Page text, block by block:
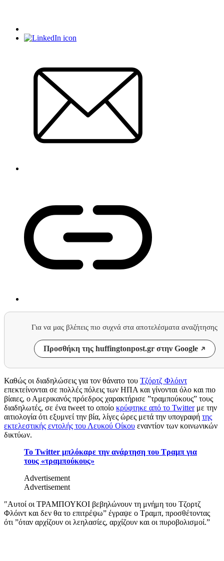
Για να μας βλέπεις πιο συχνά στα αποτελέσματα αναζήτησης
Προσθήκη της huffingtonpost.gr στην Google
Καθώς οι διαδηλώσεις για τον θάνατο του Τζόρτζ Φλόιντ
επεκτείνονται σε πολλές πόλεις των ΗΠΑ και γίνονται όλο και πιο
βίαιες, ο Αμερικανός πρόεδρος χαρακτήρισε ”τραμπούκους” τους
διαδηλωτές, σε ένα tweet το οποίο κρύφτηκε από το Twitterμε την
αιτιολογία ότι εξυμνεί την βία, λίγες ώρες μετά την υπογραφή της
εκτελεστικής εντολής του Λευκού Οίκου εναντίον των κοινωνικών
δικτύων.
Το Twitter μπλόκαρε την ανάρτηση του Τραμπ για
τους «τραμπούκους»
Advertisement
Advertisement
″Αυτοί οι ΤΡΑΜΠΟΥΚΟΙ βεβηλώνουν τη μνήμη του Τζορτζ
Φλόιντ και δεν θα το επιτρέψω” έγραψε ο Τραμπ, προσθέτοντας
ότι ”όταν αρχίζουν οι λεηλασίες, αρχίζουν και οι πυροβολισμοί.”